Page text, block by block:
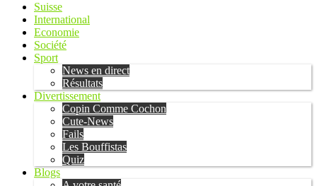
Suisse
International
Economie
Société
Sport
News en direct
Résultats
Divertissement
Copin Comme Cochon
Cute-News
Fails
Les Bouffistas
Quiz
Blogs